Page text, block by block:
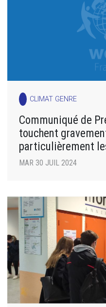
CLIMAT GENRE
Communiqué de
touchent
particulièrement
MAR 30 JUIL 2024